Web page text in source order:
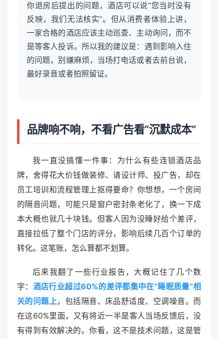
你退房后提出的问题，酒店可以说“您当时没有
反映，我们无法核实”。但从消费者体验上讲，
一家合格的酒店应该主动巡查、主动询问，而不
是等客人投诉。所以我的建议是：遇到影响入住
的问题，别嫌麻烦，当场打电话或者去前台说，
最好录音或者拍照留证。
品牌响不响，不看广告看“沉默成本”
我一直没搞懂一件事：为什么有些连锁酒店品
牌，舍得花大价钱做装修、请设计师、投广告，却在
员工培训和流程管理上抠得要命？你想想，一个房间
的隔音问题，可能只是窗户密封条老化了，换一下成
本大概也就几十块钱。但客人因为没睡好给个差评，
直接拉低了整个门店的评分，影响后续几百个订单的
转化。这笔账，怎么算都不划算。
后来我翻了一些行业报告，大概记住了几个数
字： 酒店行业超过60%的差评都集中在“睡眠质量”相
关的问题上，包括隔音、床品舒适度、空调噪音。而
在这60%里面，又有将近一半是客人当场反馈后，没
有得到有效解决的。你看，这不是技术问题，这是管